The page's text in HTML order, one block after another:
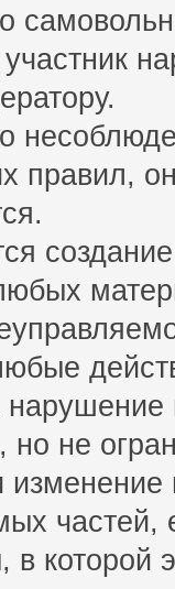
правил,
не
частей,
в которой